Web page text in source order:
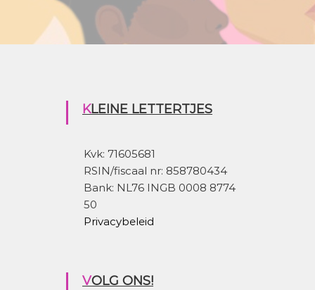
KLEINE LETTERTJES
Kvk: 71605681
RSIN/fiscaal nr: 858780434
Bank: NL76 INGB 0008 8774
50
Privacybeleid
VOLG ONS!